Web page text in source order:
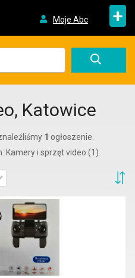
Moje Abc +
Katowice
1 ogłoszenie.
Kamery i sprzęt video (1).